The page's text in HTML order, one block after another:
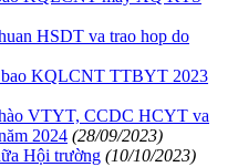
HSDT va trao hop do
KQLCNT TTBYT 2023
VTYT, CCDC HCYT va
2024 (28/09/2023)
Hội trường (10/10/2023)